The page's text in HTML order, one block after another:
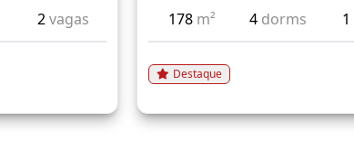
2vagas 178 m² 4 dorms 1
Destaque